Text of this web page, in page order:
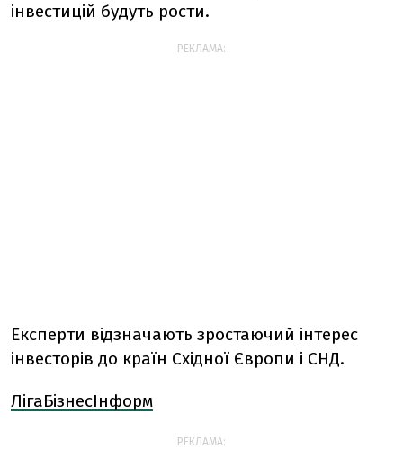
інвестицій будуть рости.
РЕКЛАМА:
Експерти відзначають зростаючий інтерес
інвесторів до країн Східної Європи і СНД.
ЛігаБізнесІнформ
РЕКЛАМА: